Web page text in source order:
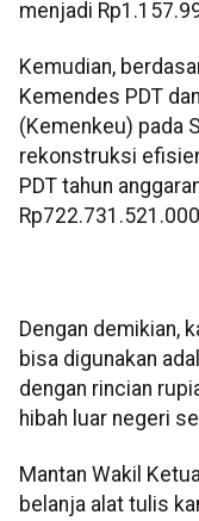
menjadi
Kemudian,
Kemendes PDT
(Kemenkeu) pada
rekonstruksi
PDT tahun
Dengan demikian,
bisa digunakan
dengan rincian
hibah luar negeri
Mantan Wakil
belanja alat tulis